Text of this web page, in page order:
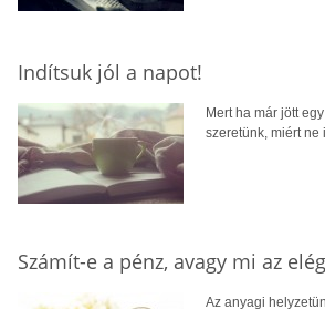
Indítsuk jól a napot!
Mert ha már jött
szeretünk, miért
Számít-e a pénz, avagy mi az
Az anyagi